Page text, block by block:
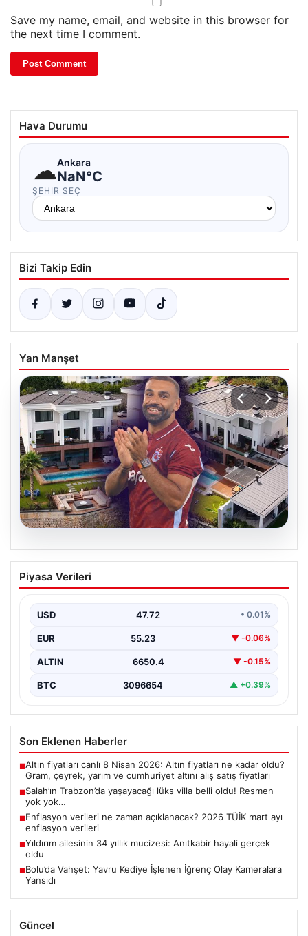
Save my name, email, and website in this browser for
the next time I comment.
Hava Durumu
☁Ankara
NaN°C
ŞEHIR SEÇ
Bizi Takip Edin
Yan Manşet
Salah’ın Trabzon’da yaşayacağı lüks
villa belli oldu! Resmen yok yok…
Piyasa Verileri
USD 47.72 • 0.01%
EUR 55.23 ▼ -0.06%
ALTIN 6650.4 ▼ -0.15%
BTC 3096654 ▲ +0.39%
Son Eklenen Haberler
■Altın fiyatları canlı 8 Nisan 2026: Altın fiyatları ne kadar oldu?
Gram, çeyrek, yarım ve cumhuriyet altını alış satış fiyatları
■Salah’ın Trabzon’da yaşayacağı lüks villa belli oldu! Resmen
yok yok…
■Enflasyon verileri ne zaman açıklanacak? 2026 TÜİK mart ayı
enflasyon verileri
■Yıldırım ailesinin 34 yıllık mucizesi: Anıtkabir hayali gerçek
oldu
■Bolu’da Vahşet: Yavru Kediye İşlenen İğrenç Olay Kameralara
Yansıdı
Güncel